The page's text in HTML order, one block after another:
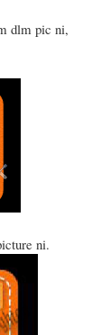
dlm pic ni,
ni.